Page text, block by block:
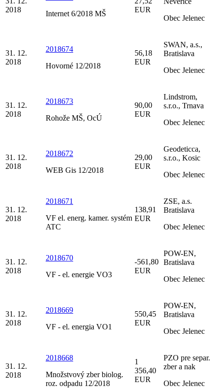
2018
Internet 6/2018 MŠ
EUR
Obec Jelenec
31. 12.
2018
2018674
Hovorné 12/2018
56,18
EUR
SWAN, a.s.,
Bratislava
Obec Jelenec
31. 12.
2018
2018673
Rohože MŠ, OcÚ
90,00
EUR
Lindstrom,
s.r.o., Trnava
Obec Jelenec
31. 12.
2018
2018672
WEB Gis 12/2018
29,00
EUR
Geodeticca,
s.r.o., Kosic
Obec Jelenec
31. 12.
2018
2018671
VF el. energ. kamer. systém
ATC
138,91
EUR
ZSE, a.s.
Bratislava
Obec Jelenec
31. 12.
2018
2018670
VF - el. energie VO3
-561,80
EUR
POW-EN,
Bratislava
Obec Jelenec
31. 12.
2018
2018669
VF - el. energia VO1
550,45
EUR
POW-EN,
Bratislava
Obec Jelenec
31. 12.
2018
2018668
Množstvový zber biolog.
roz. odpadu 12/2018
1
356,40
EUR
PZO pre separ.
zber a nak
Obec Jelenec